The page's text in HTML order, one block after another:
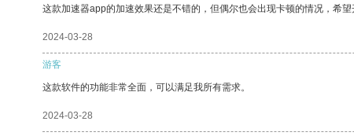
这款加速器app的加速效果还是不错的，但偶尔也会出现卡顿的情况，希望
2024-03-28
游客
这款软件的功能非常全面，可以满足我所有需求。
2024-03-28